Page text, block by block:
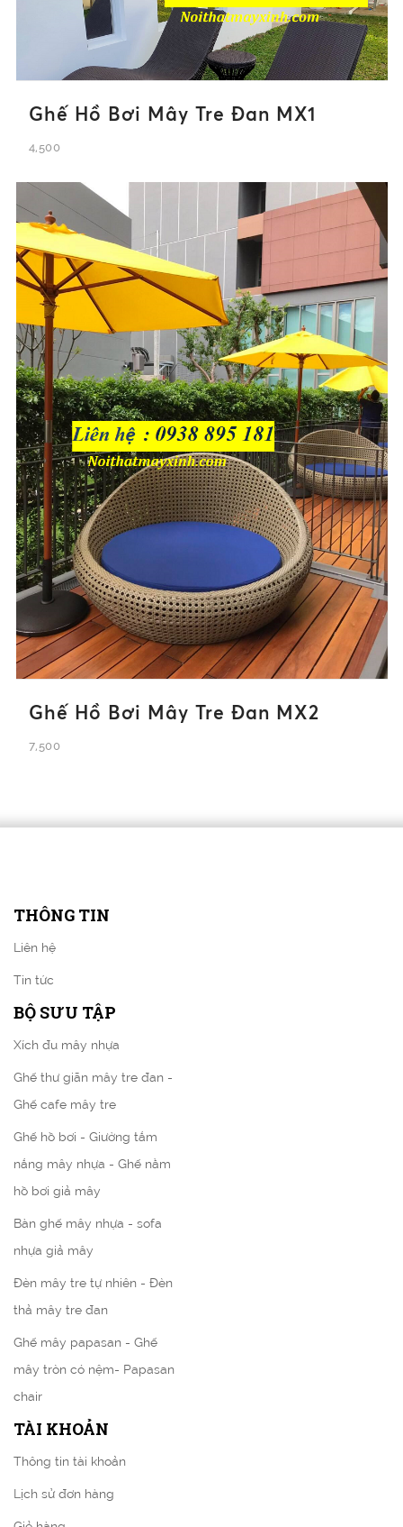
Ghế Hồ Bơi Mây Tre Đan MX1
4,500
Ghế Hồ Bơi Mây Tre Đan MX2
7,500
THÔNG TIN
Liên hệ
Tin tức
BỘ SƯU TẬP
Xích đu mây nhựa
Ghế thư giãn mây tre đan -
Ghế cafe mây tre
Ghế hồ bơi - Giường tắm
nắng mây nhựa - Ghế nằm
hồ bơi giả mây
Bàn ghế mây nhựa - sofa
nhựa giả mây
Đèn mây tre tự nhiên - Đèn
thả mây tre đan
Ghế mây papasan - Ghế
mây tròn có nệm- Papasan
chair
TÀI KHOẢN
Thông tin tài khoản
Lịch sử đơn hàng